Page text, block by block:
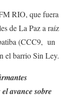
RIO, que fuera
de La Paz a raíz
(CCC9, un
el barrio Sin Ley.
avance sobre